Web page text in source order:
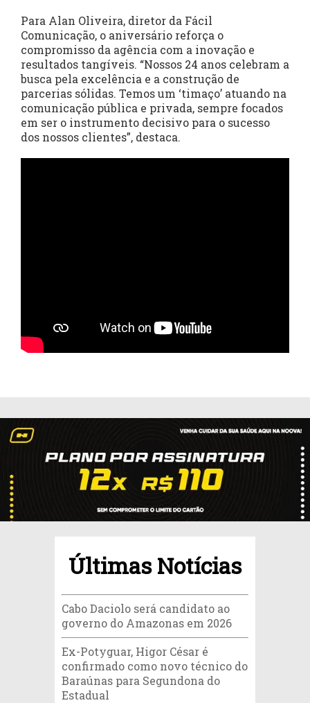
Para Alan Oliveira, diretor da Fácil
Comunicação, o aniversário reforça o
compromisso da agência com a inovação e
resultados tangíveis. “Nossos 24 anos celebram a
busca pela excelência e a construção de
parcerias sólidas. Temos um ‘timaço’ atuando na
comunicação pública e privada, sempre focados
em ser o instrumento decisivo para o sucesso
dos nossos clientes”, destaca.
Últimas Notícias
Cabo Daciolo será candidato ao
governo do Amazonas em 2026
Ex-Potyguar, Higor César é
confirmado como novo técnico do
Baraúnas para Segundona do
Estadual